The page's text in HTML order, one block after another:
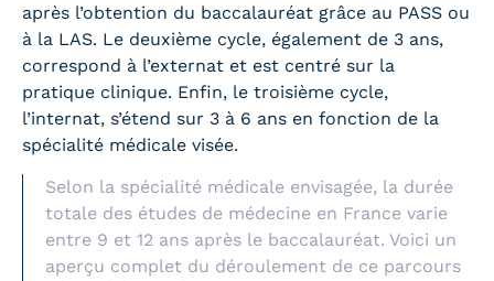
après l’obtention du baccalauréat grâce au PASS ou
à la LAS. Le deuxième cycle, également de 3 ans,
correspond à l’externat et est centré sur la
pratique clinique. Enfin, le troisième cycle,
l’internat, s’étend sur 3 à 6 ans en fonction de la
spécialité médicale visée.
Selon la spécialité médicale envisagée, la durée
totale des études de médecine en France varie
entre 9 et 12 ans après le baccalauréat. Voici un
aperçu complet du déroulement de ce parcours